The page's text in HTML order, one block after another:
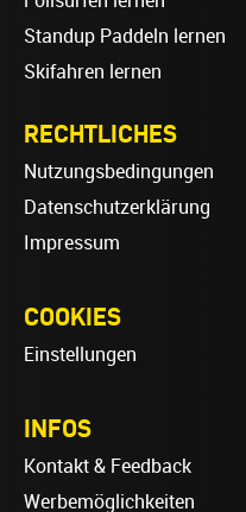
Standup Paddeln lernen
Skifahren lernen
RECHTLICHES
Nutzungsbedingungen
Datenschutzerklärung
Impressum
COOKIES
Einstellungen
INFOS
Kontakt & Feedback
Werbemöglichkeiten